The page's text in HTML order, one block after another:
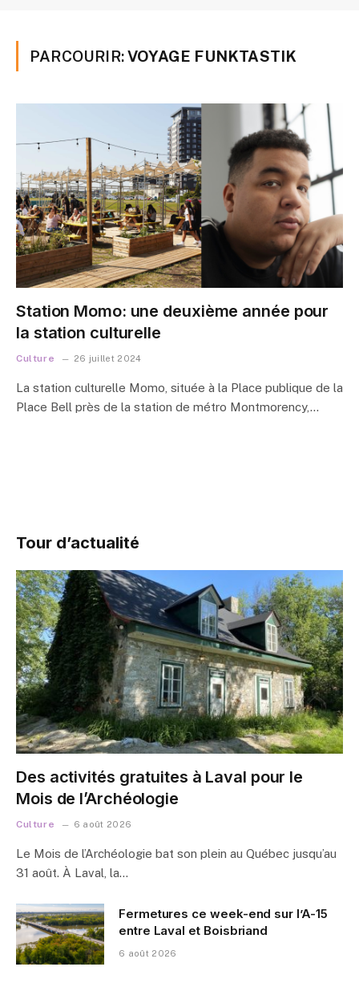
PARCOURIR:VOYAGE FUNKTASTIK
Station Momo: une deuxième année pour
la station culturelle
Culture 26 juillet 2024
La station culturelle Momo, située à la Place publique de la
Place Bell près de la station de métro Montmorency,…
Tour d’actualité
Des activités gratuites à Laval pour le
Mois de l’Archéologie
Culture 6 août 2026
Le Mois de l’Archéologie bat son plein au Québec jusqu’au
31 août. À Laval, la…
Fermetures ce week-end sur l’A-15
entre Laval et Boisbriand
6 août 2026